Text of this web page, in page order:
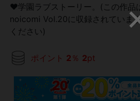
♥学園ラブストーリー。(この作品
noicomi Vol.20に収録されていま
ください)
ポイント 2 ％ 2pt